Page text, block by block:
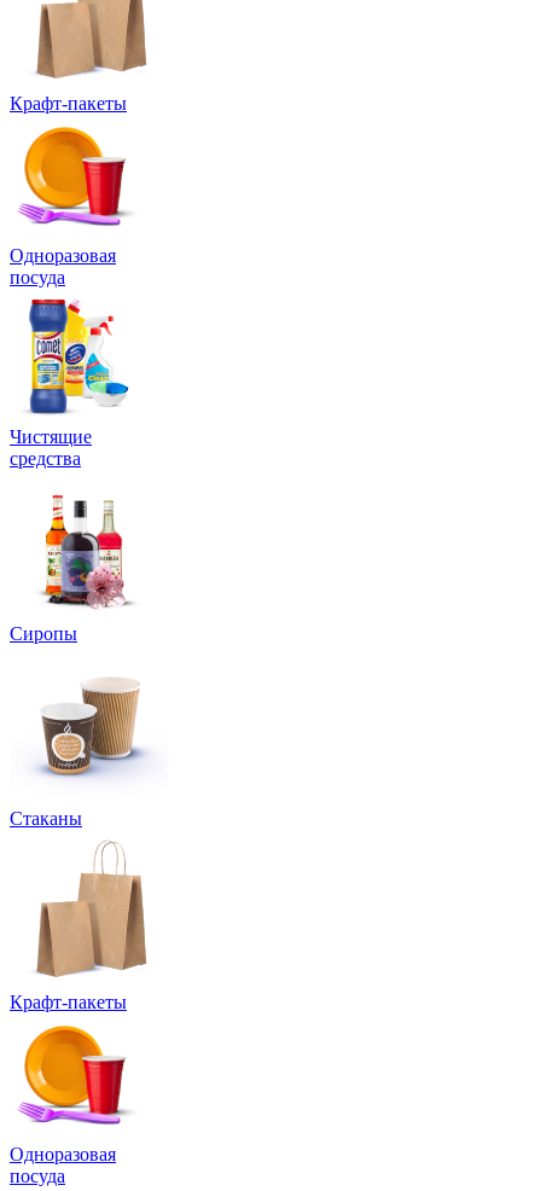
Крафт-пакеты
Одноразовая
посуда
Чистящие
средства
Сиропы
Стаканы
Крафт-пакеты
Одноразовая
посуда